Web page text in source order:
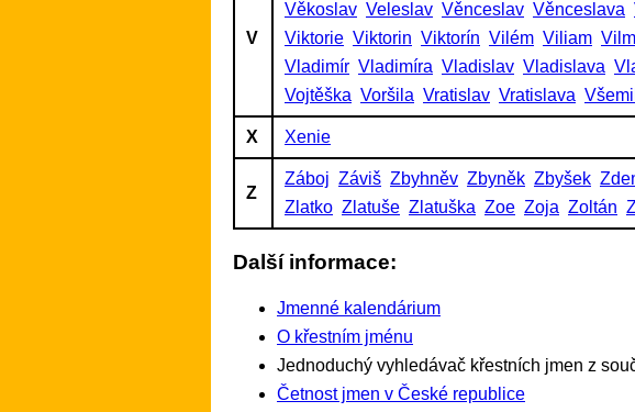
V
Věkoslav Veleslav Věnceslav Věnceslava
Viktorie Viktorin Viktorín Vilém Viliam
Vladimír Vladimíra Vladislav Vladislava
Vojtěška Voršila Vratislav Vratislava Všemil
X Xenie
Z
Záboj Záviš Zbyhněv Zbyněk Zbyšek
Zlatko Zlatuše Zlatuška Zoe Zoja Zoltán
Další informace:
Jmenné kalendárium
O křestním jménu
Jednoduchý vyhledávač křestních jmen z
Četnost jmen v České republice